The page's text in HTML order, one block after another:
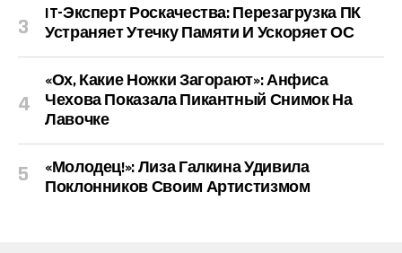
IT-Эксперт Роскачества: Перезагрузка ПК
Устраняет Утечку Памяти И Ускоряет ОС
«Ох, Какие Ножки Загорают»: Анфиса
Чехова Показала Пикантный Снимок На
Лавочке
«Молодец!»: Лиза Галкина Удивила
Поклонников Своим Артистизмом